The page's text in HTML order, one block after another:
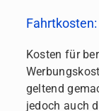
Fahrtkosten:
Kosten für
geltend
jedoch auch